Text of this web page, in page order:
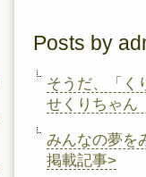
Posts by
そうだ、「く
せくりちゃん
みんなの夢を
掲載記事>